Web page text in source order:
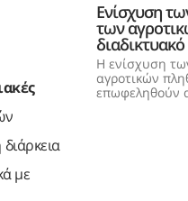
με
Ενίσχυση
των
Η ενίσχυση
αγροτικών
επωφεληθούν